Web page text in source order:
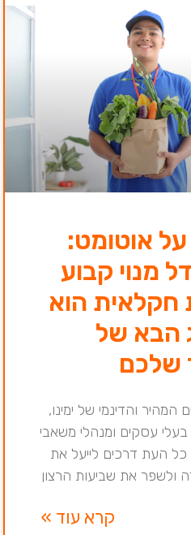
אוטומט:
מנוי קבוע
חקלאית הוא
הבא של
שלכם
והדינמי של ימינו,
עסקים ומנהלי משאבי
העת דרכים לייעל את
ולשפר את שביעות הרצון
קרא עוד »